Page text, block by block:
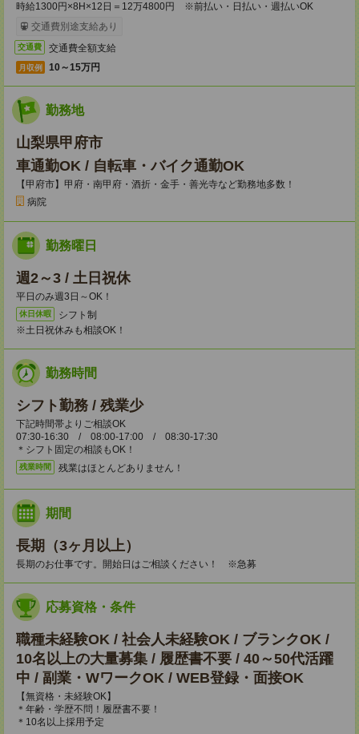
時給1300円×8H×12日＝12万4800円 ※前払い・日払い・週払いOK
交通費別途支給あり
交通費 交通費全額支給
月収例 10～15万円
勤務地
山梨県甲府市
車通勤OK / 自転車・バイク通勤OK
【甲府市】甲府・南甲府・酒折・金手・善光寺など勤務地多数！
病院
勤務曜日
週2～3 / 土日祝休
平日のみ週3日～OK！
休日休暇
シフト制
※土日祝休みも相談OK！
勤務時間
シフト勤務 / 残業少
下記時間帯よりご相談OK
07:30-16:30 / 08:00-17:00 / 08:30-17:30
＊シフト固定の相談もOK！
残業時間 残業はほとんどありません！
期間
長期（3ヶ月以上）
長期のお仕事です。開始日はご相談ください！ ※急募
応募資格・条件
職種未経験OK / 社会人未経験OK / ブランクOK /
10名以上の大量募集 / 履歴書不要 / 40～50代活躍
中 / 副業・WワークOK / WEB登録・面接OK
【無資格・未経験OK】
＊年齢・学歴不問！履歴書不要！
＊10名以上採用予定